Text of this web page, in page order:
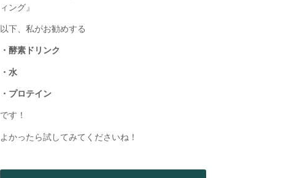
ィング』
以下、私がお勧めする
・酵素ドリンク
・水
・プロテイン
です！
よかったら試してみてくださいね！